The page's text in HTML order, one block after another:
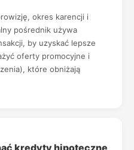
okres karencji i
pośrednik używa
by uzyskać lepsze
oferty promocyjne i
które obniżają
kredyty hipoteczne